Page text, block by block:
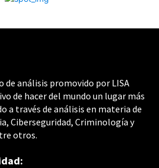
de análisis promovido por LISA
de hacer del mundo un lugar más
a través de análisis en materia de
Ciberseguridad, Criminología y
otros.